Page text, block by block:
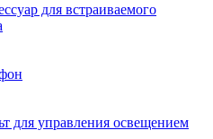
для встраиваемого
для управления освещением